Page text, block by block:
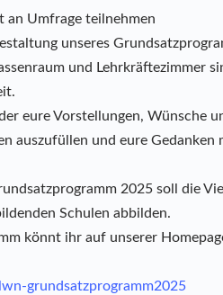
an Umfrage teilnehmen
unseres
und Lehrkräftezimmer
eure Vorstellungen, Wünsche
auszufüllen und eure Gedanken
2025 soll die
Schulen abbilden.
könnt ihr auf unserer
grundsatzprogramm2025